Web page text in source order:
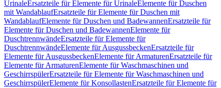
UrinaleErsatzteile für Elemente für UrinaleElemente für Duschen
mit WandablaufErsatzteile für Elemente für Duschen mit
WandablaufElemente für Duschen und BadewannenErsatzteile für
Elemente für Duschen und BadewannenElemente für
DuschtrennwändeErsatzteile für Elemente für
DuschtrennwändeElemente für AusgussbeckenErsatzteile für
Elemente für AusgussbeckenElemente für ArmaturenErsatzteile für
Elemente für ArmaturenElemente für Waschmaschinen und
GeschirrspülerErsatzteile für Elemente für Waschmaschinen und
GeschirrspülerElemente für KonsollastenErsatzteile für Elemente für